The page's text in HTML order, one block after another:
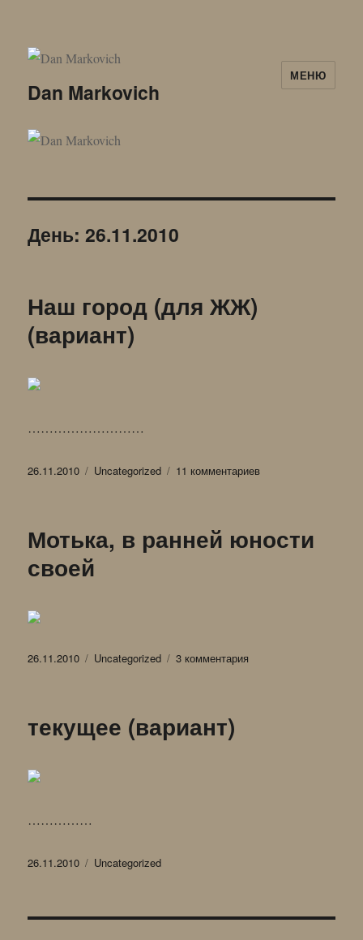
Dan Markovich
МЕНЮ
День:26.11.2010
Наш город (для ЖЖ)
(вариант)
………………………
Опубликовано
26.11.2010 Рубрики
Uncategorized 11 комментариевк
(для
Мотька, в ранней юности
своей
Опубликовано
26.11.2010 Рубрики
Uncategorized 3 комментария
текущее (вариант)
……………
Опубликовано
26.11.2010 Рубрики
Uncategorized